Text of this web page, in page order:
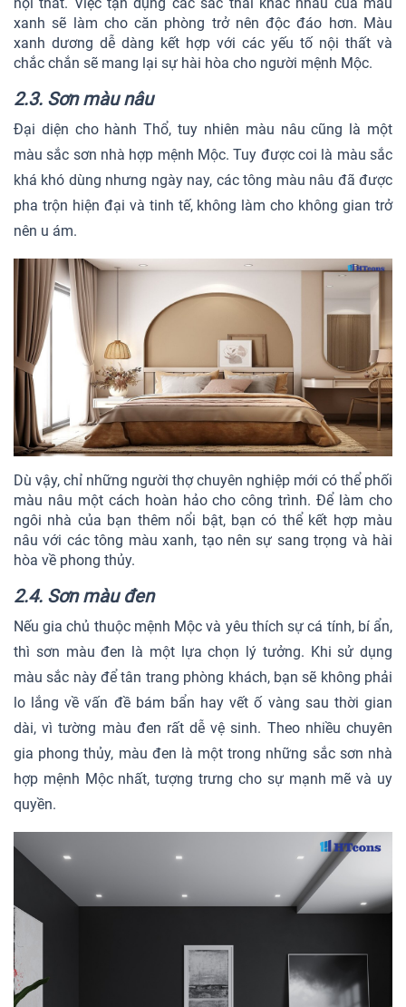
xanh sẽ làm cho căn phòng trở nên độc đáo hơn. Màu
xanh dương dễ dàng kết hợp với các yếu tố nội thất và
chắc chắn sẽ mang lại sự hài hòa cho người mệnh Mộc.
2.3. Sơn màu nâu
Đại diện cho hành Thổ, tuy nhiên màu nâu cũng là một
màu sắc sơn nhà hợp mệnh Mộc. Tuy được coi là màu sắc
khá khó dùng nhưng ngày nay, các tông màu nâu đã được
pha trộn hiện đại và tinh tế, không làm cho không gian trở
nên u ám.
Dù vậy, chỉ những người thợ chuyên nghiệp mới có thể phối
màu nâu một cách hoàn hảo cho công trình. Để làm cho
ngôi nhà của bạn thêm nổi bật, bạn có thể kết hợp màu
nâu với các tông màu xanh, tạo nên sự sang trọng và hài
hòa về phong thủy.
2.4. Sơn màu đen
Nếu gia chủ thuộc mệnh Mộc và yêu thích sự cá tính, bí ẩn,
thì sơn màu đen là một lựa chọn lý tưởng. Khi sử dụng
màu sắc này để tân trang phòng khách, bạn sẽ không phải
lo lắng về vấn đề bám bẩn hay vết ố vàng sau thời gian
dài, vì tường màu đen rất dễ vệ sinh. Theo nhiều chuyên
gia phong thủy, màu đen là một trong những sắc sơn nhà
hợp mệnh Mộc nhất, tượng trưng cho sự mạnh mẽ và uy
quyền.